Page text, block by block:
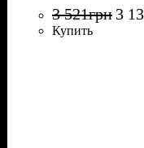
3 521грн 3
Купить